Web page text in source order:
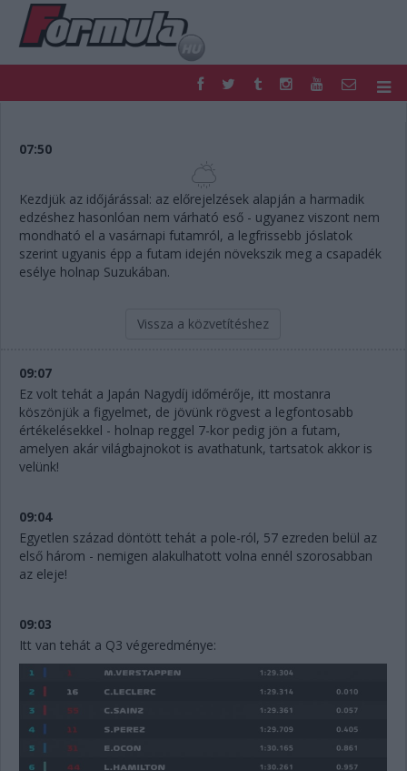
FORMULA
HAZAI
RETRO
EGYÉB
PODCAST
SHOP
LIVE
TIPPJÁTÉK
DIGITÁLIS MAGAZIN
PONTÁLLÁSOK
VERSENYNAPTÁRAK
07:50
Kezdjük az időjárással: az előrejelzések alapján a harmadik
edzéshez hasonlóan nem várható eső - ugyanez viszont nem
mondható el a vasárnapi futamról, a legfrissebb jóslatok
szerint ugyanis épp a futam idején növekszik meg a csapadék
esélye holnap Suzukában.
Vissza a közvetítéshez
09:07
Ez volt tehát a Japán Nagydíj időmérője, itt mostanra
köszönjük a figyelmet, de jövünk rögvest a legfontosabb
értékelésekkel - holnap reggel 7-kor pedig jön a futam,
amelyen akár világbajnokot is avathatunk, tartsatok akkor is
velünk!
09:04
Egyetlen század döntött tehát a pole-ról, 57 ezreden belül az
első három - nemigen alakulhatott volna ennél szorosabban
az eleje!
09:03
Itt van tehát a Q3 végeredménye: